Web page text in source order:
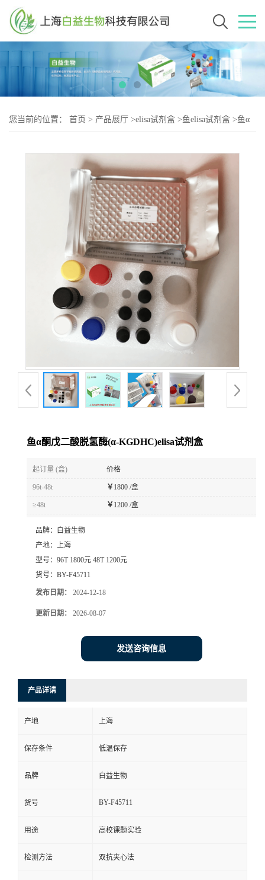
您当前的位置： 首页 > 产品展厅 >elisa试剂盒 >鱼elisa试剂盒 >鱼α
鱼α酮戊二酸脱氢酶(α-KGDHC)elisa试剂盒
起订量 (盒) 价格
96t-48t ￥ 1800 /盒
≥48t ￥ 1200 /盒
品牌：
白益生物
产地： 上海
型号： 96T 1800元 48T 1200元
货号： BY-F45711
发布日期： 2024-12-18
更新日期： 2026-08-07
发送咨询信息
产品详请
产地 上海
保存条件 低温保存
品牌 白益生物
货号 BY-F45711
用途 高校课题实验
检测方法 双抗夹心法